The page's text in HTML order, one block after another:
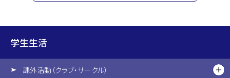
学生生活
課外活動（クラブ・サークル）